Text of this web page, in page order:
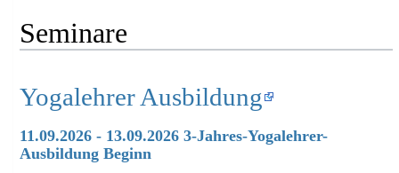
Seminare
Yogalehrer Ausbildung
11.09.2026 - 13.09.2026 3-Jahres-Yogalehrer-
Ausbildung Beginn